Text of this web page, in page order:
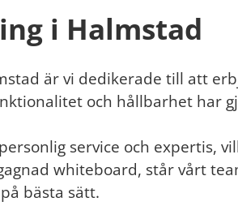
i Halmstad
är vi dedikerade till att
och hållbarhet har
service och expertis,
whiteboard, står vårt
bästa sätt.